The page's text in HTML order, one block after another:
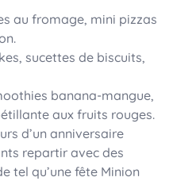
au fromage, mini pizzas
sucettes de biscuits,
banana-mangue,
aux fruits rouges.
d’un anniversaire
repartir avec des
tel qu’une fête Minion